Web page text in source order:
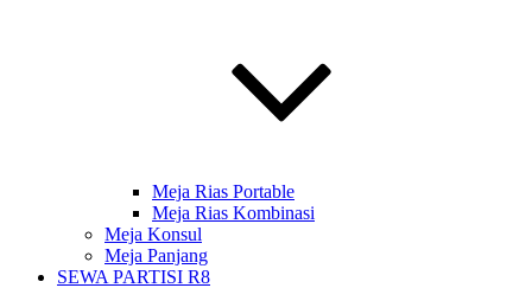
Meja Rias Portable
Meja Rias Kombinasi
Meja Konsul
Meja Panjang
SEWA PARTISI R8